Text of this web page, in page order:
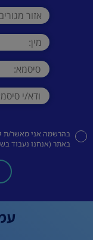
בהרשמה אני מאשר/ת
באתר (אנחנו נעבוד